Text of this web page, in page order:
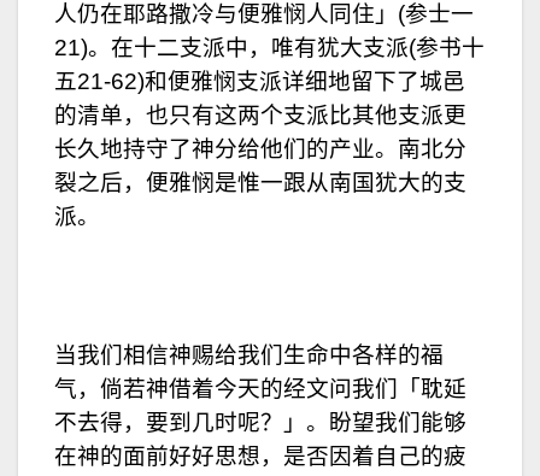
人仍在耶路撒冷与便雅悯人同住」(参士一
21)。在十二支派中，唯有犹大支派(参书十
五21-62)和便雅悯支派详细地留下了城邑
的清单，也只有这两个支派比其他支派更
长久地持守了神分给他们的产业。南北分
裂之后，便雅悯是惟一跟从南国犹大的支
派。
当我们相信神赐给我们生命中各样的福
气，倘若神借着今天的经文问我们「耽延
不去得，要到几时呢？」。盼望我们能够
在神的面前好好思想，是否因着自己的疲